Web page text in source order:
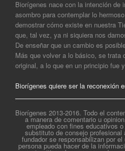
Biorígenes nace con la intención de
asombro para contemplar lo
demostrar cómo existe en nuestra
que, tal vez, ya ni siquiera nos
De enseñar que un cambio es
Más que volver a lo básico, se trata
original, a lo que en un principio fue
Biorígenes quiere ser la reconexión
Biorígenes 2013-2016. Todo el
a manera de comentario u
empleado con fines educativos
substituto de consejo
fundador se responsabilizan por
persona pueda hacer de la